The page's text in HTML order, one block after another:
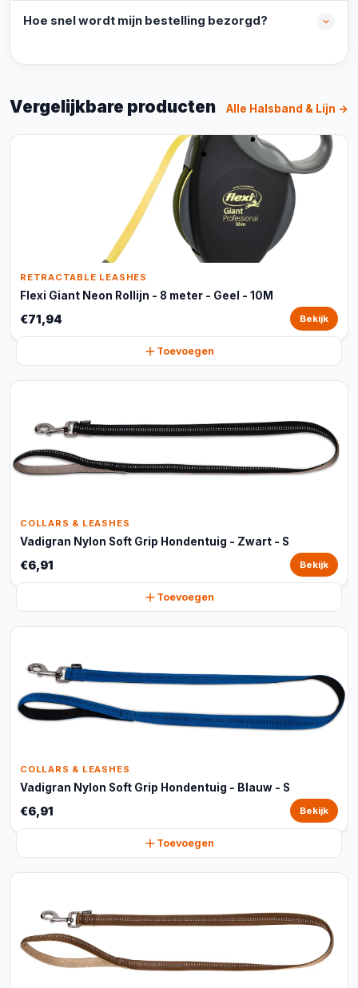
Hoe snel wordt mijn bestelling bezorgd?
Vergelijkbare producten Alle Halsband & Lijn →
RETRACTABLE LEASHES
Flexi Giant Neon Rollijn - 8 meter - Geel - 10M
€71,94 Bekijk
Toevoegen
COLLARS & LEASHES
Vadigran Nylon Soft Grip Hondentuig - Zwart - S
€6,91 Bekijk
Toevoegen
COLLARS & LEASHES
Vadigran Nylon Soft Grip Hondentuig - Blauw - S
€6,91 Bekijk
Toevoegen